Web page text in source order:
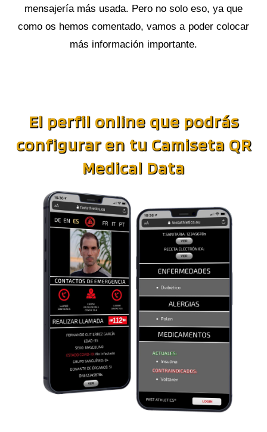
mensajería más usada. Pero no solo eso, ya que
como os hemos comentado, vamos a poder colocar
más información importante.
El perfil online que podrás
configurar en tu Camiseta QR
Medical Data